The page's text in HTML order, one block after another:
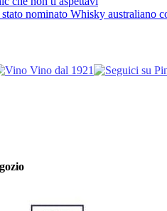
nominato Whisky australiano